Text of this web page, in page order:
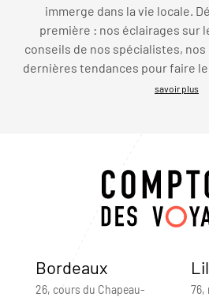
immerge dans la vie locale.
première : nos éclairages sur
conseils de nos spécialistes,
dernières tendances pour faire le
savoir plus
Bordeaux
26, cours du Chapeau-
76,